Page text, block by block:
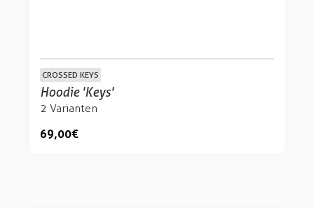
CROSSED KEYS
Hoodie 'Keys'
2 Varianten
69,00 €